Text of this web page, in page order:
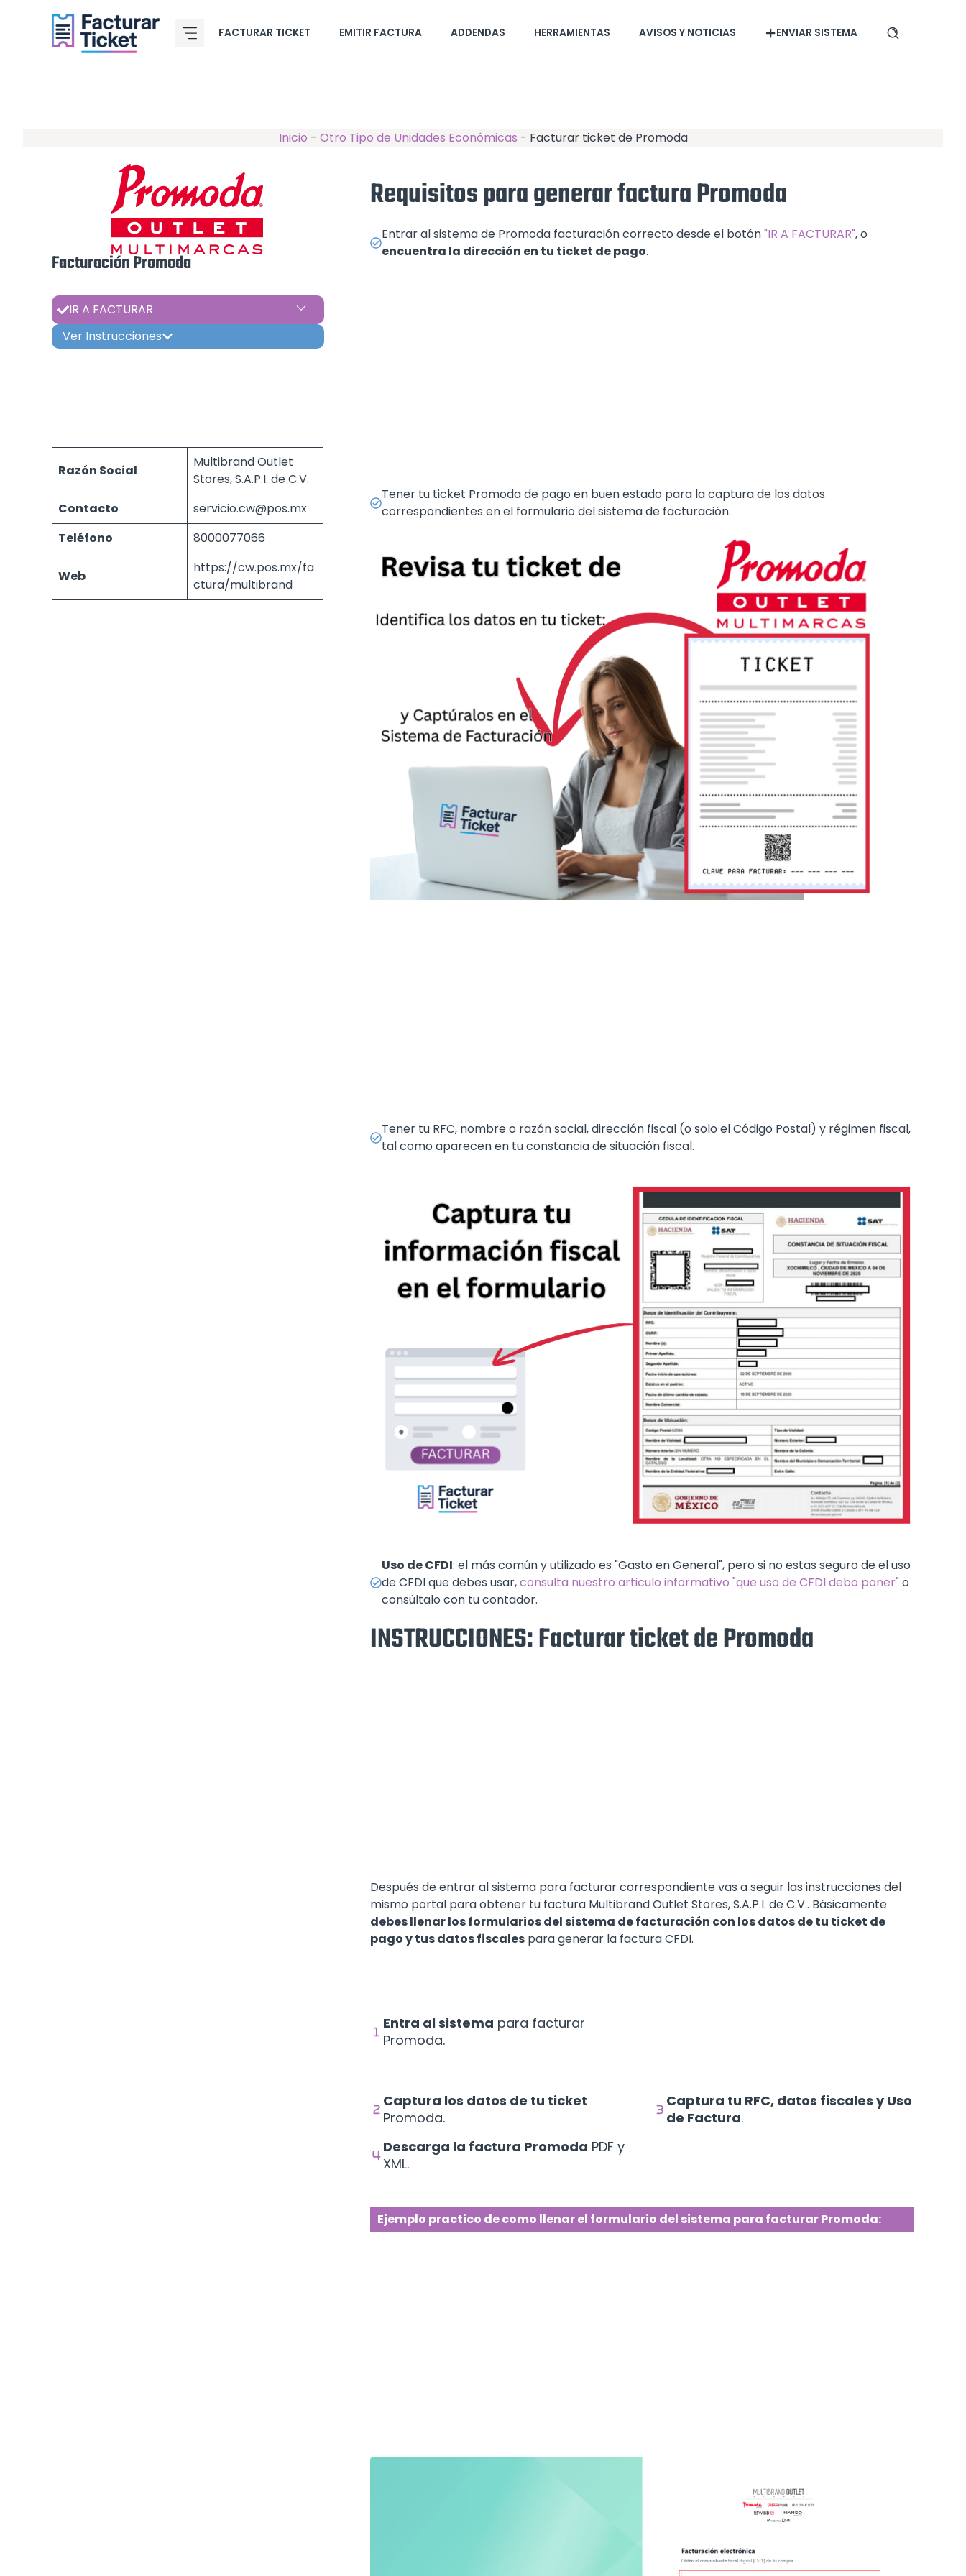
contenido
FACTURAR TICKET EMITIR FACTURA ADDENDAS HERRAMIENTAS AVISOS Y NOTICIAS ENVIAR SISTEMA
Inicio - Otro Tipo de Unidades Económicas - Facturar ticket de Promoda
Facturación Promoda
IR A FACTURAR
Ver Instrucciones
Razón Social
Multibrand Outlet
Stores, S.A.P.I. de C.V.
Contacto
servicio.cw@pos.mx
Teléfono
8000077066
Web
https://cw.pos.mx/fa
ctura/multibrand
Requisitos para generar factura Promoda
Entrar al sistema de Promoda facturación correcto desde el botón"IR A FACTURAR", o
encuentra la dirección en tu ticket de pago.
Tener tu ticket Promoda de pago en buen estado para la captura de los datos
correspondientes en el formulario del sistema de facturación.
Tener tu RFC, nombre o razón social, dirección fiscal (o solo el Código Postal) y régimen fiscal,
tal como aparecen en tu constancia de situación fiscal.
Uso de CFDI: el más común y utilizado es "Gasto en General", pero si no estas seguro de el uso
de CFDI que debes usar,consulta nuestro articulo informativo "que uso de CFDI debo poner" o
consúltalo con tu contador.
INSTRUCCIONES: Facturar ticket de Promoda
Después de entrar al sistema para facturar correspondiente vas a seguir las instrucciones del
mismo portal para obtener tu factura Multibrand Outlet Stores, S.A.P.I. de C.V.. Básicamente
debes llenar los formularios del sistema de facturación con los datos de tu ticket de
pago y tus datos fiscalespara generar la factura CFDI.
Entra al sistema para facturar
Promoda.
Captura los datos de tu ticket
Promoda.
Captura tu RFC, datos fiscales y Uso
de Factura.
Descarga la factura Promoda PDF y
XML.
Ejemplo practico de como llenar el formulario del sistema para facturar Promoda: